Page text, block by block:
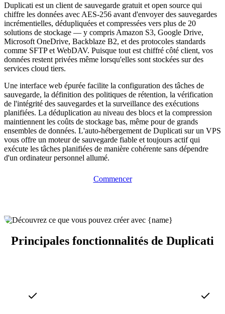
Duplicati est un client de sauvegarde gratuit et open source qui
chiffre les données avec AES-256 avant d'envoyer des sauvegardes
incrémentielles, dédupliquées et compressées vers plus de 20
solutions de stockage — y compris Amazon S3, Google Drive,
Microsoft OneDrive, Backblaze B2, et des protocoles standards
comme SFTP et WebDAV. Puisque tout est chiffré côté client, vos
données restent privées même lorsqu'elles sont stockées sur des
services cloud tiers.
Une interface web épurée facilite la configuration des tâches de
sauvegarde, la définition des politiques de rétention, la vérification
de l'intégrité des sauvegardes et la surveillance des exécutions
planifiées. La déduplication au niveau des blocs et la compression
maintiennent les coûts de stockage bas, même pour de grands
ensembles de données. L'auto-hébergement de Duplicati sur un VPS
vous offre un moteur de sauvegarde fiable et toujours actif qui
exécute les tâches planifiées de manière cohérente sans dépendre
d'un ordinateur personnel allumé.
Commencer
Principales fonctionnalités de Duplicati